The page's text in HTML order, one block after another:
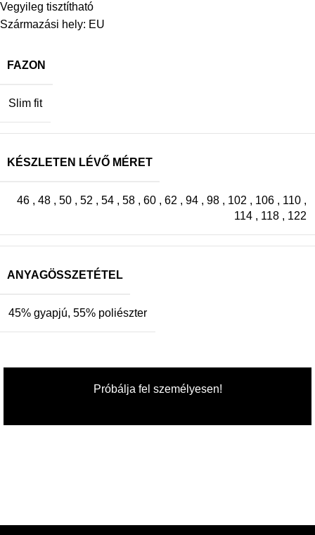
Vegyileg tisztítható
Származási hely: EU
FAZON
Slim fit
KÉSZLETEN LÉVŐ MÉRET
46 , 48 , 50 , 52 , 54 , 58 , 60 , 62 , 94 , 98 , 102 , 106 , 110 ,
114 , 118 , 122
ANYAGÖSSZETÉTEL
45% gyapjú, 55% poliészter
Próbálja fel személyesen!